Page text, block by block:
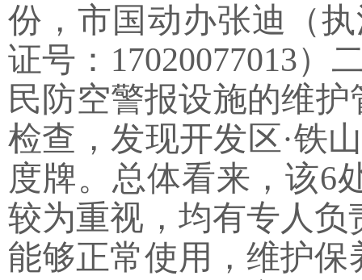
份，市国动办张迪（
证号：17020077013）
民防空警报设施的维
检查，发现开发区·铁
度牌。总体看来，该6
较为重视，均有专人
能够正常使用，维护